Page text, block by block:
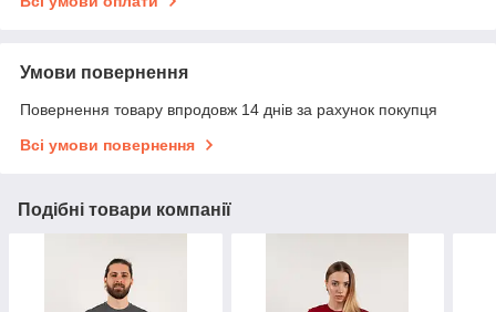
Умови повернення
Повернення товару впродовж 14 днів за рахунок покупця
Всі умови повернення
Подібні товари компанії